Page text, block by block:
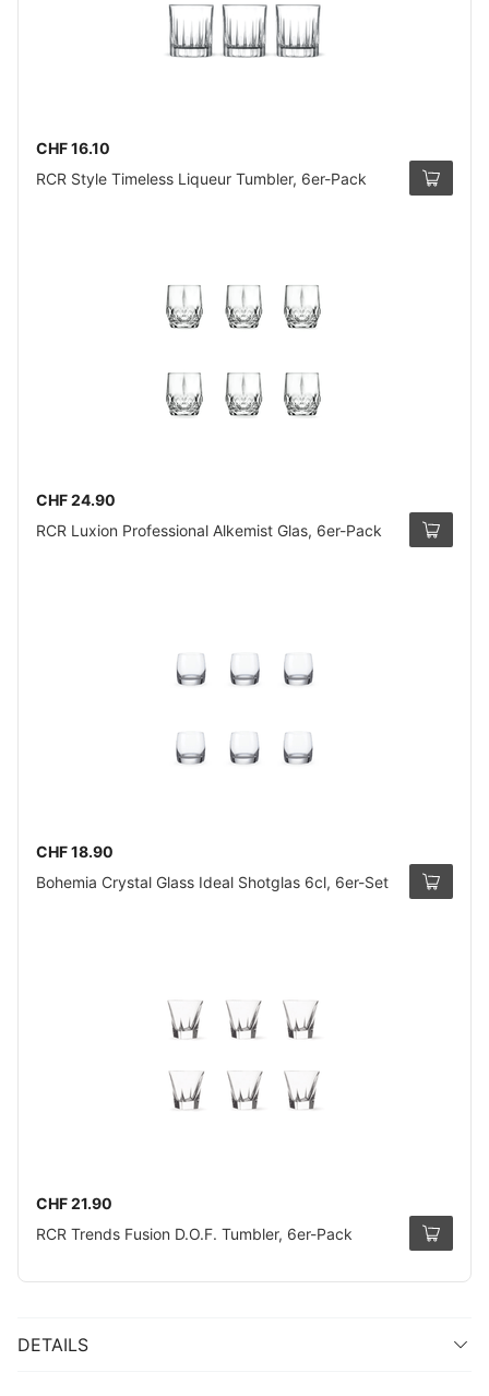
CHF 16.10
RCR Style Timeless Liqueur Tumbler, 6er-Pack
CHF 24.90
RCR Luxion Professional Alkemist Glas, 6er-Pack
CHF 18.90
Bohemia Crystal Glass Ideal Shotglas 6cl, 6er-Set
CHF 21.90
RCR Trends Fusion D.O.F. Tumbler, 6er-Pack
DETAILS